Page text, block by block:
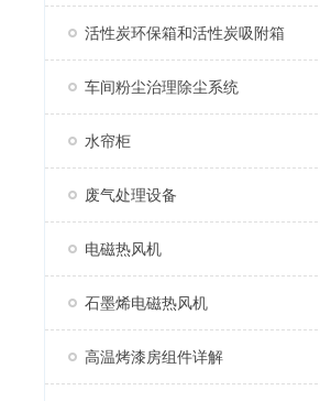
活性炭环保箱和活性炭吸附箱
车间粉尘治理除尘系统
水帘柜
废气处理设备
电磁热风机
石墨烯电磁热风机
高温烤漆房组件详解